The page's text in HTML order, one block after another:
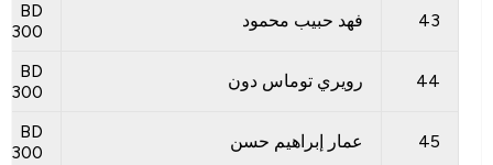
43 فهد حبيب محمود
BD
300
44 رويري توماس دون
BD
300
45 عمار إبراهيم حسن
BD
300